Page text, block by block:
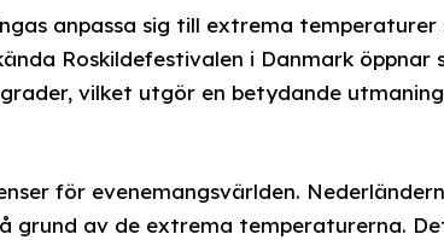
anpassa sig till extrema temperaturer
Roskildefestivalen i Danmark öppnar
vilket utgör en betydande
för evenemangsvärlden.
grund av de extrema temperaturerna.